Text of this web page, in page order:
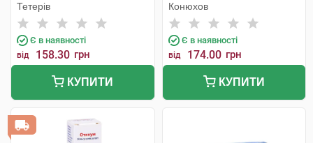
Тетерів
Є в наявності
від 158.30 грн
КУПИТИ
Конюхов
Є в наявності
від 174.00 грн
КУПИТИ